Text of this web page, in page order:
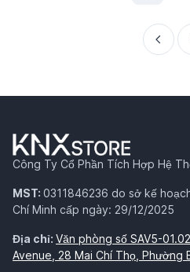
Công Ty Cổ Phần Tích Hợp Hệ
MST: 0311846236 do sở kế
Chí Minh cấp ngày: 29/12/2025
Địa chỉ: Văn phòng số SAV5-
Avenue, 28 Mai Chí Thọ, Phường